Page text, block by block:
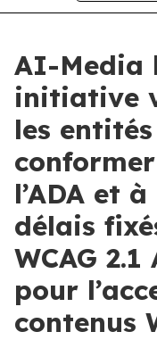
AI-Media
initiative
les
l’ADA et
délais
WCAG
pour
contenus